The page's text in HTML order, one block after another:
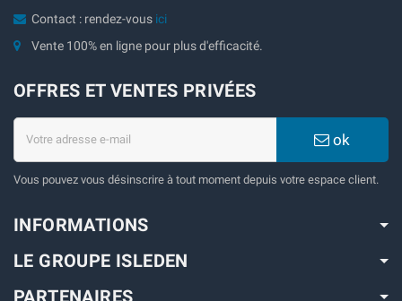
Contact : rendez-vous ici
Vente 100% en ligne pour plus d'efficacité.
OFFRES ET VENTES PRIVÉES
ok
Vous pouvez vous désinscrire à tout moment depuis votre espace client.
INFORMATIONS
LE GROUPE ISLEDEN
PARTENAIRES